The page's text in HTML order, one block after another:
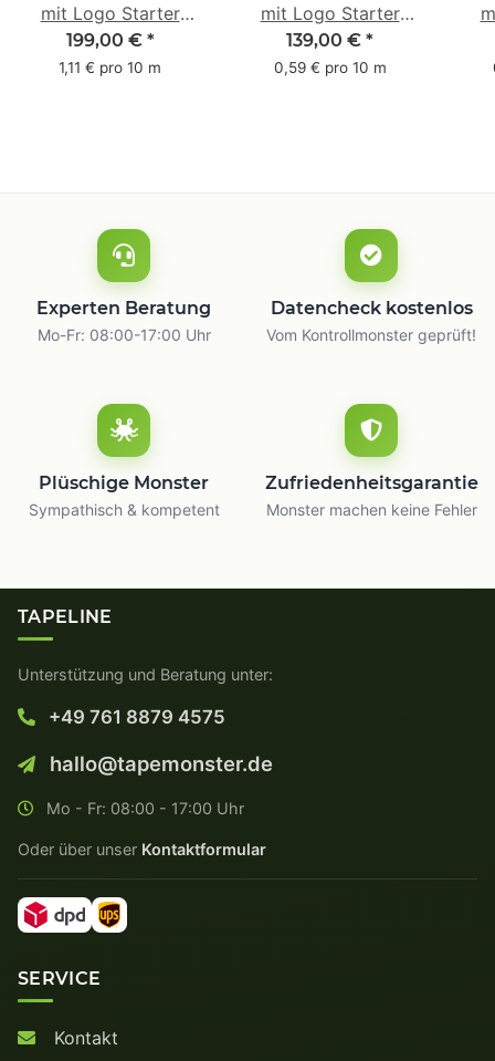
mit Logo Starter
Pack - 1-farbig- 50
mm x 50 m - mit
199,00 € *
1,11 € pro 10 m
mit Logo Starter
Pack - 1-farbig- 48
mm x 66 m
139,00 € *
0,59 € pro 10 m
Experten Beratung
Mo-Fr: 08:00-17:00 Uhr
Datencheck kostenlos
Vom Kontrollmonster geprüft!
Plüschige Monster
Sympathisch & kompetent
Zufriedenheitsgarantie
Monster machen keine Fehler
TAPELINE
Unterstützung und Beratung unter:
+49 761 8879 4575
hallo@tapemonster.de
Mo - Fr: 08:00 - 17:00 Uhr
Oder über unser Kontaktformular
SERVICE
Kontakt